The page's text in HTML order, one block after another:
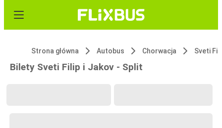
Strona główna Autobus Chorwacja Sveti
Bilety Sveti Filip i Jakov - Split